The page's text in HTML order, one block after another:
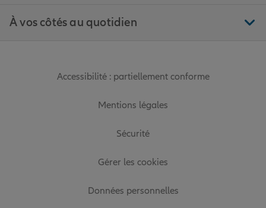
À vos côtés au quotidien
Accessibilité : partiellement conforme
Mentions légales
Sécurité
Gérer les cookies
Données personnelles